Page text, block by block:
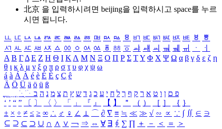
北京 을 입력하시려면 beijing을 입력하시고 space를 누르
시면 됩니다.
ㅥ ㅦ ㅧ ㅨ ㅩ ㅪ ㅫ ㅬ ㅭ ㅮ ㅯ ㅰ ㅱ ㅲ ㅳ ㅴ ㅵ ㅶ ㅷ ㅸ
ㅹ
ㅺ ㅻ ㅼ ㅽ ㅾ ㅿ ㆀ ㆁ ㆂ ㆃ ㆄ ㆅ ㆆ ㆇ ㆈ ㆉ ㆊ ㆋ ㆌ ㆍ
ㆎ
Α Β ΓΔ Ε Ζ Η Θ Ι ΚΛ Μ Ν Ξ Ο Π Ρ Σ ΤΥ Φ Χ Ψ Ω α β γ δ ε ζ η
θ ι κ λ μ ν ξ ο π ρ σ τ υ φ χ ψ ω
á à Á À é è É È ç Ç ê
Ä Ö Ü ä ö ü ß
ִֶֹ ֻּ ׁׂ פ ם ן ו ט א ר ק ף ך ל ח י ע כ ג ד ש ץ ת צ מ נ ה ב
‘ ’ “ ” 〔 〕 〈 〉 「 」 『 』 【 】 ＂ （ ） ［ ］ ｛ ｝
± × ÷ ≠ ≤ ≥ ∞ ∴ ♂ ♀ ∠ ⊥ ⌒ ∂ ∇ ≡ ≒ ≪ ≫ √ ∽ ∝ ∵ ∫ ∬ ∈ ∋
⊆ ⊇ ⊂ ⊃ ∪ ∩ ∧ ∨ ￢ ⇒ ⇔ ∀ ∃ ∮ ∑ ∏ ＋ － ＜ ＝
＞